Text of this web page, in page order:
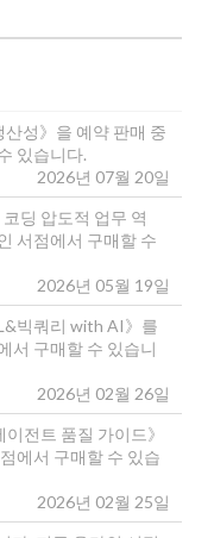
산성》을 예약 판매 중
있습니다.
2026년 07월 20일
딩 압도적 업무 역
서점에서 구매할 수
2026년 05월 19일
빅쿼리 with AI》를
서 구매할 수 있습니
2026년 02월 26일
전트 품질 가이드》
에서 구매할 수 있습
2026년 02월 25일